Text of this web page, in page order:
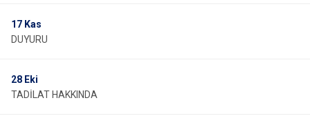
17 Kas
DUYURU
28 Eki
TADİLAT HAKKINDA